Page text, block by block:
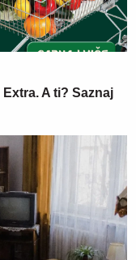
A ti? Saznaj